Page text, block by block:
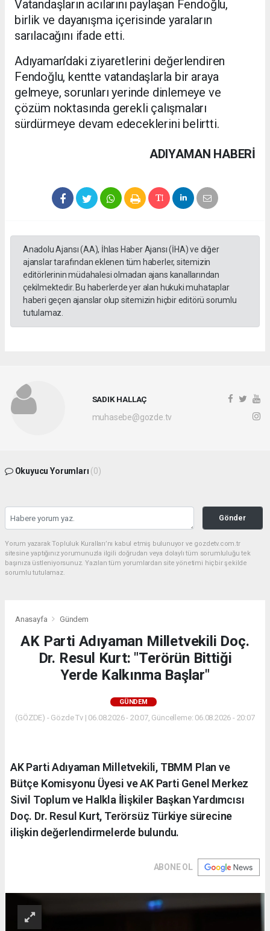
Vatandaşların acılarını paylaşan Fendoğlu,
birlik ve dayanışma içerisinde yaraların
sarılacağını ifade etti.
Adıyaman’daki ziyaretlerini değerlendiren
Fendoğlu, kentte vatandaşlarla bir araya
gelmeye, sorunları yerinde dinlemeye ve
çözüm noktasında gerekli çalışmaları
sürdürmeye devam edeceklerini belirtti.
ADIYAMAN HABERİ
Anadolu Ajansı (AA), İhlas Haber Ajansı (İHA) ve diğer
ajanslar tarafından eklenen tüm haberler, sitemizin
editörlerinin müdahalesi olmadan ajans kanallarından
çekilmektedir. Bu haberlerde yer alan hukuki muhataplar
haberi geçen ajanslar olup sitemizin hiçbir editörü sorumlu
tutulamaz.
SADIK HALLAÇ
muhasebe@gozde.tv
Okuyucu Yorumları (0)
Gönder
Yorum yazarak Topluluk Kuralları’nı kabul etmiş bulunuyor ve gozdetv.com.tr
sitesine yaptığınız yorumunuzla ilgili doğrudan veya dolaylı tüm sorumluluğu tek
başınıza üstleniyorsunuz. Yazılan tüm yorumlardan site yönetimi hiçbir şekilde
sorumlu tutulamaz.
Anasayfa Gündem
AK Parti Adıyaman Milletvekili Doç.
Dr. Resul Kurt: "Terörün Bittiği
Yerde Kalkınma Başlar"
GÜNDEM
(GÖZDE) - Gözde Tv | 06.08.2026 - 20:07, Güncelleme: 06.08.2026 - 20:07
AK Parti Adıyaman Milletvekili, TBMM Plan ve
Bütçe Komisyonu Üyesi ve AK Parti Genel Merkez
Sivil Toplum ve Halkla İlişkiler Başkan Yardımcısı
Doç. Dr. Resul Kurt, Terörsüz Türkiye sürecine
ilişkin değerlendirmelerde bulundu.
ABONE OL